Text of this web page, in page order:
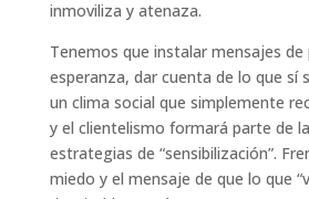
inmoviliza y atenaza.
Tenemos que instalar mensajes de
esperanza, dar cuenta de lo que sí
un clima social que simplemente
y el clientelismo formará parte de
estrategias de “sensibilización”.
miedo y el mensaje de que lo que